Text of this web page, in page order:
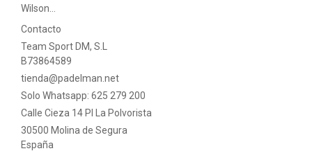
Wilson…
Contacto
Team Sport DM, S.L
B73864589
tienda@padelman.net
Solo Whatsapp: 625 279 200
Calle Cieza 14 PI La Polvorista
30500 Molina de Segura
España